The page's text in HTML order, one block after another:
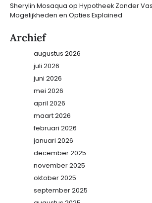
Sherylin Mosaqua op Hypotheek Zonder
Mogelijkheden en Opties Explained
Archief
augustus 2026
juli 2026
juni 2026
mei 2026
april 2026
maart 2026
februari 2026
januari 2026
december 2025
november 2025
oktober 2025
september 2025